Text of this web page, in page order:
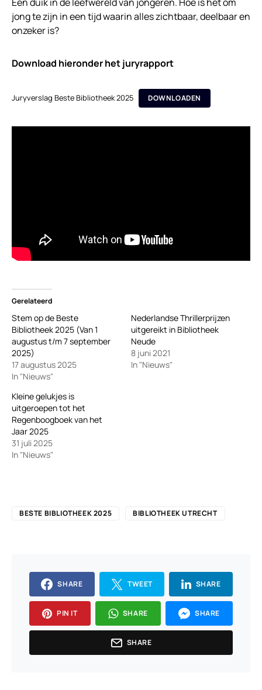
jong te zijn in een tijd waarin alles zichtbaar, deelbaar en
onzeker is?
Download hieronder het juryrapport
Juryverslag Beste Bibliotheek 2025 DOWNLOADEN
Gerelateerd
Stem op de Beste
Bibliotheek 2025 (Van 1
augustus t/m 7 september
2025)
17 augustus 2025
In "Nieuws"
Nederlandse Thrillerprijzen
uitgereikt in Bibliotheek
Neude
8 juni 2021
In "Nieuws"
Kleine gelukjes is
uitgeroepen tot het
Regenboogboek van het
Jaar 2025
31 juli 2025
In "Nieuws"
BESTE BIBLIOTHEEK 2025 BIBLIOTHEEK UTRECHT
SHARE TWEET SHARE
PIN IT SHARE SHARE
SHARE